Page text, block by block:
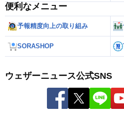
便利なメニュー
予報精度向上の取り組み
SORASHOP
ウェザーニュース公式SNS